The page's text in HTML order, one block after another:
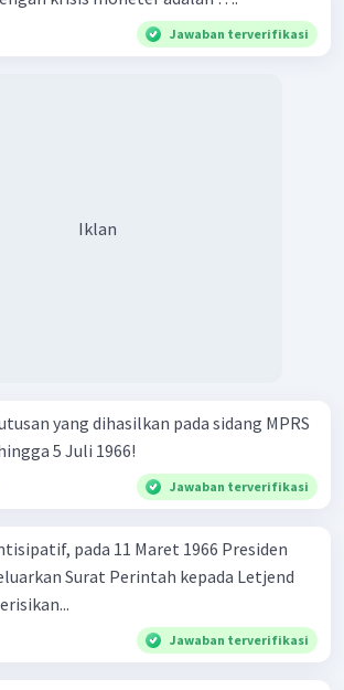
Jawaban terverifikasi
Iklan
yang dihasilkan pada sidang MPRS
5 Juli 1966!
Jawaban terverifikasi
pada 11 Maret 1966 Presiden
Surat Perintah kepada Letjend
Jawaban terverifikasi